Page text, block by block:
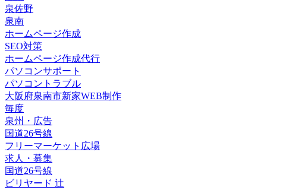
泉佐野
泉南
ホームページ作成
SEO対策
ホームページ作成代行
パソコンサポート
パソコントラブル
大阪府泉南市新家WEB制作
毎度
泉州・広告
国道26号線
フリーマーケット広場
求人・募集
国道26号線
ビリヤード 辻